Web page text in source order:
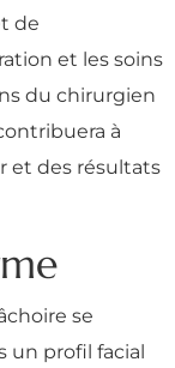
de
et les soins
du chirurgien
à
et des résultats
se
un profil facial